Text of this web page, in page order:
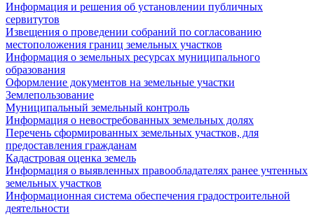
Информация и решения об установлении публичных
сервитутов
Извещения о проведении собраний по согласованию
местоположения границ земельных участков
Информация о земельных ресурсах муниципального
образования
Оформление документов на земельные участки
Землепользование
Муниципальный земельный контроль
Информация о невостребованных земельных долях
Перечень сформированных земельных участков, для
предоставления гражданам
Кадастровая оценка земель
Информация о выявленных правообладателях ранее учтенных
земельных участков
Информационная система обеспечения градостроительной
деятельности